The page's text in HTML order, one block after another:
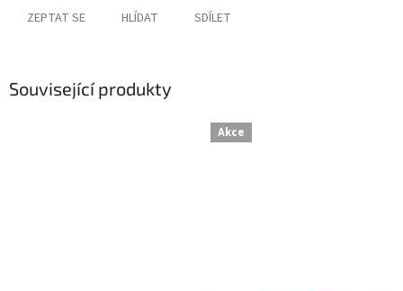
ZEPTAT SE HLÍDAT SDÍLET
Související produkty
Akce